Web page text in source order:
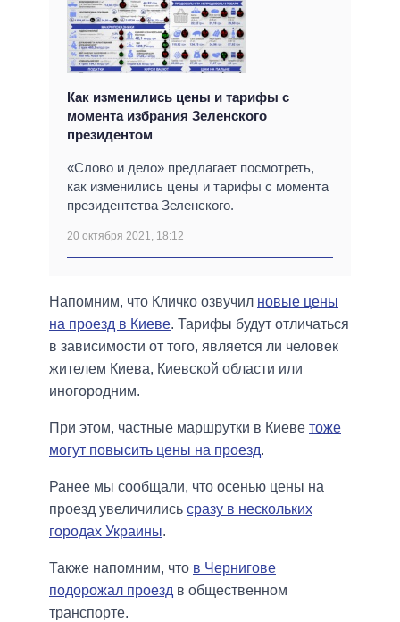
Как изменились цены и тарифы с
момента избрания Зеленского
президентом
«Слово и дело» предлагает посмотреть,
как изменились цены и тарифы с момента
президентства Зеленского.
20 октября 2021, 18:12
Напомним, что Кличко озвучил новые цены
на проезд в Киеве. Тарифы будут отличаться
в зависимости от того, является ли человек
жителем Киева, Киевской области или
иногородним.
При этом, частные маршрутки в Киеве тоже
могут повысить цены на проезд.
Ранее мы сообщали, что осенью цены на
проезд увеличились сразу в нескольких
городах Украины.
Также напомним, что в Чернигове
подорожал проезд в общественном
транспорте.